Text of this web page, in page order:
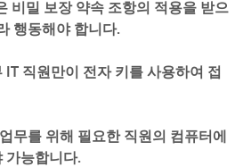
비밀 보장 약속 조항의 적용을 받으
행동해야 합니다.
IT 직원만이 전자 키를 사용하여 접
무를 위해 필요한 직원의 컴퓨터에
가능합니다.